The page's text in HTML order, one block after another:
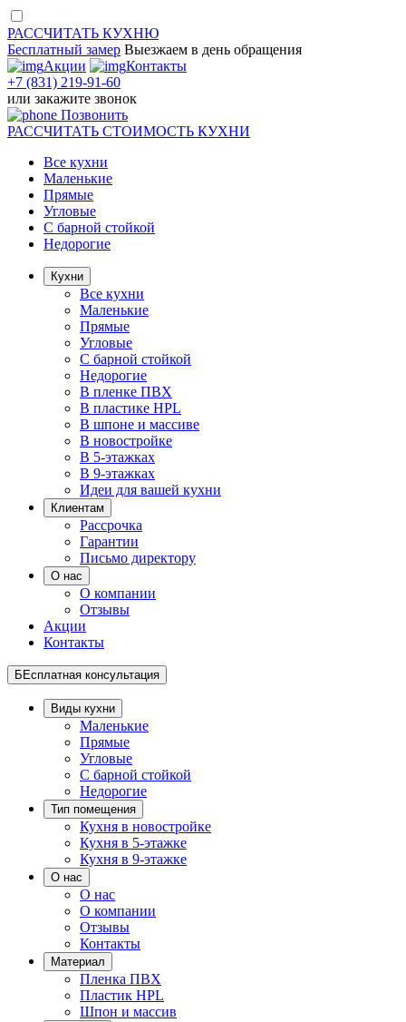
РАССЧИТАТЬ КУХНЮ
Бесплатный замер Выезжаем в день обращения
Акции
Контакты
+7 (831) 219-91-60
или закажите звонок
Позвонить
РАССЧИТАТЬ СТОИМОСТЬ КУХНИ
Все кухни
Маленькие
Прямые
Угловые
С барной стойкой
Недорогие
Кухни
Все кухни
Маленькие
Прямые
Угловые
С барной стойкой
Недорогие
В пленке ПВХ
В пластике HPL
В шпоне и массиве
В новостройке
В 5-этажках
В 9-этажках
Идеи для вашей кухни
Клиентам
Рассрочка
Гарантии
Письмо директору
О нас
О компании
Отзывы
Акции
Контакты
БЕсплатная консультация
Виды кухни
Маленькие
Прямые
Угловые
С барной стойкой
Недорогие
Тип помещения
Кухня в новостройке
Кухня в 5-этажке
Кухня в 9-этажке
О нас
О нас
О компании
Отзывы
Контакты
Материал
Пленка ПВХ
Пластик HPL
Шпон и массив